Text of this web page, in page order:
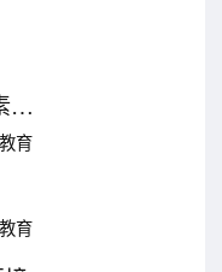
材
育
育